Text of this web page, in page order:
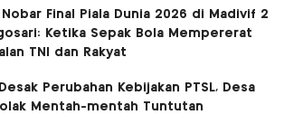
Final Piala Dunia 2026 di Madivif 2
Ketika Sepak Bola Mempererat
TNI dan Rakyat
Perubahan Kebijakan PTSL, Desa
Mentah-mentah Tuntutan